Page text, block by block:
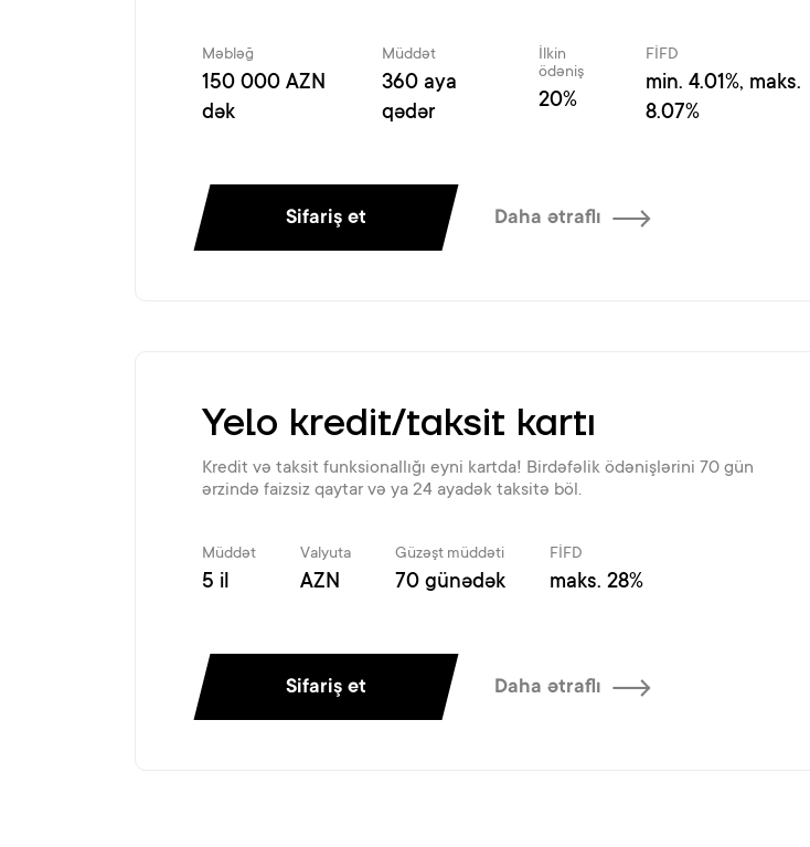
Məbləğ
150 000 AZN
dək
Müddət
360 aya
qədər
İlkin
ödəniş
20%
FİFD
min. 4.01%, maks.
8.07%
Sifariş et Daha ətraflı
Yelo kredit/taksit kartı
Kredit və taksit funksionallığı eyni kartda! Birdəfəlik ödənişlərini 70 gün
ərzində faizsiz qaytar və ya 24 ayadək taksitə böl.
Müddət
5 il
Valyuta
AZN
Güzəşt müddəti
70 günədək
FİFD
maks. 28%
Sifariş et Daha ətraflı